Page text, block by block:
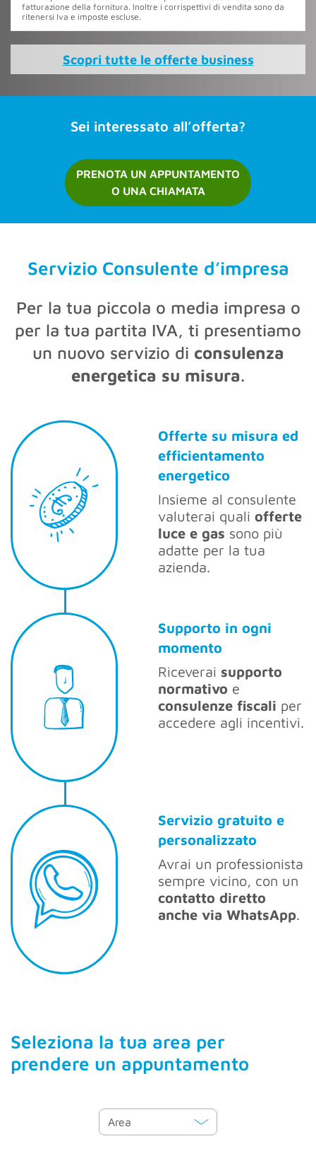
fatturazione della fornitura. Inoltre i corrispettivi di vendita sono da
ritenersi Iva e imposte escluse.
Scopri tutte le offerte business
Sei interessato all’offerta?
PRENOTA UN APPUNTAMENTO
O UNA CHIAMATA
Servizio Consulente d’impresa
Per la tua piccola o media impresa o
per la tua partita IVA, ti presentiamo
un nuovo servizio di consulenza
energetica su misura.
Offerte su misura ed
efficientamento
energetico
Insieme al consulente
valuterai quali offerte
luce e gas sono più
adatte per la tua
azienda.
Supporto in ogni
momento
Riceverai supporto
normativo e
consulenze fiscali per
accedere agli incentivi.
Servizio gratuito e
personalizzato
Avrai un professionista
sempre vicino, con un
contatto diretto
anche via WhatsApp.
Seleziona la tua area per
prendere un appuntamento